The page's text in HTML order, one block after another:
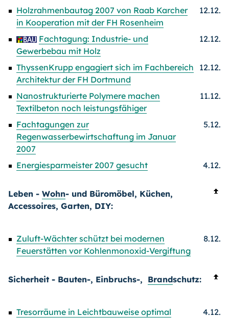
Holzrahmenbautag 2007 von Raab Karcher
in Kooperation mit der FH Rosenheim
12.12.
Fachtagung: Industrie- und
Gewerbebau mit Holz
12.12.
ThyssenKrupp engagiert sich im Fachbereich
Architektur der FH Dortmund
12.12.
Nanostrukturierte Polymere machen
Textilbeton noch leistungsfähiger
11.12.
Fachtagungen zur
Regenwasserbewirtschaftung im Januar
2007
5.12.
Energiesparmeister 2007 gesucht 4.12.
Leben - Wohn- und Büromöbel, Küchen,
Accessoires, Garten, DIY:
Zuluft-Wächter schützt bei modernen
Feuerstätten vor Kohlenmonoxid-Vergiftung
8.12.
Sicherheit - Bauten-, Einbruchs-, Brandschutz:
Tresorräume in Leichtbauweise optimal
4.12.